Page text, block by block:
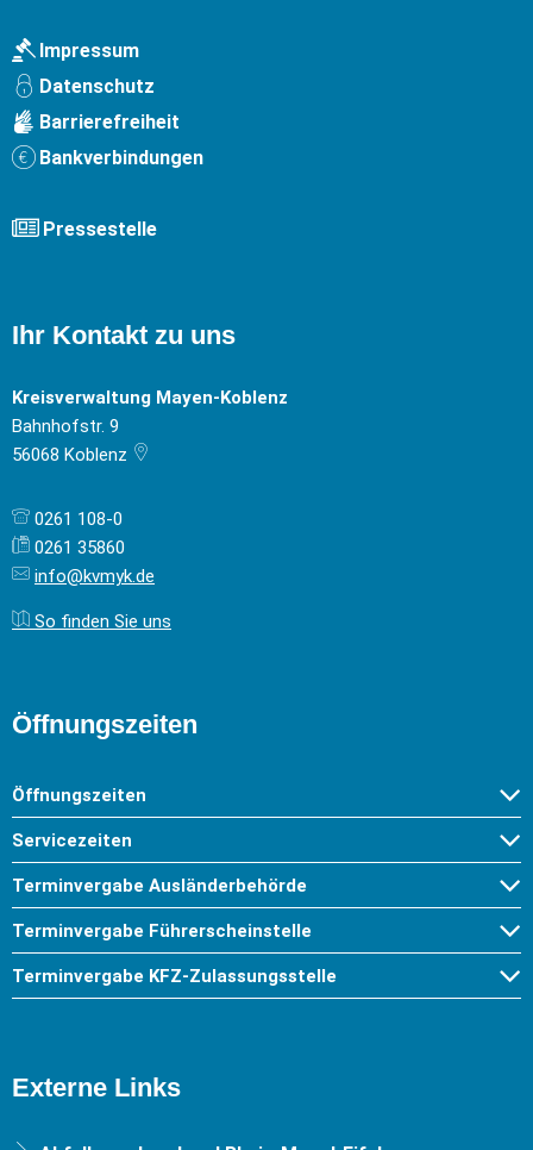
Impressum
Datenschutz
Barrierefreiheit
Bankverbindungen
Pressestelle
Ihr Kontakt zu uns
Kreisverwaltung Mayen-Koblenz
Bahnhofstr. 9
56068 Koblenz
0261 108-0
0261 35860
info@kvmyk.de
So finden Sie uns
Öffnungszeiten
Öffnungszeiten
Servicezeiten
Terminvergabe Ausländerbehörde
Terminvergabe Führerscheinstelle
Terminvergabe KFZ-Zulassungsstelle
Externe Links